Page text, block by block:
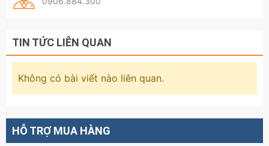
TIN TỨC LIÊN QUAN
Không có bài viết nào liên quan.
HỖ TRỢ MUA HÀNG